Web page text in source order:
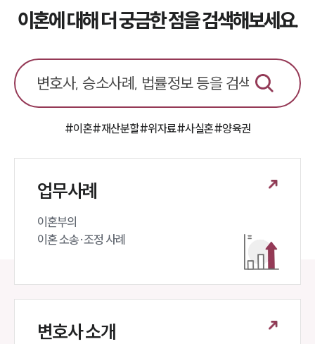
소식/자료
공지사항
법률서식
세미나
대륜법률상담예약
이혼에 대해 더 궁금한 점을 검색해보세요.
#이혼#재산분할#위자료#사실혼#양육권
업무사례
이혼부의
이혼 소송·조정 사례
변호사 소개